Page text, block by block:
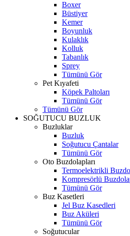
Boxer
Büstiyer
Kemer
Boyunluk
Kulaklık
Kolluk
Tabanlık
Sprey
Tümünü Gör
Pet Kıyafeti
Köpek Paltoları
Tümünü Gör
Tümünü Gör
SOĞUTUCU BUZLUK
Buzluklar
Buzluk
Soğutucu Çantalar
Tümünü Gör
Oto Buzdolapları
Termoelektrikli
Kompresörlü
Tümünü Gör
Buz Kasetleri
Jel Buz Kasedleri
Buz Aküleri
Tümünü Gör
Soğutucular